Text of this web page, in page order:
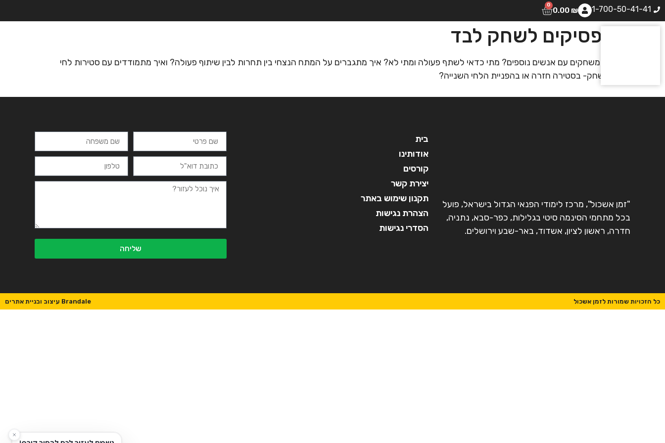
1-700-50-41-41
0.00 ₪
0
מפסיקים לשחק לבד
איך משחקים עם אנשים נוספים? מתי כדאי לשתף פעולה ומתי לא? איך מתגברים על המתח הנצחי בין תחרות לבין שיתוף פעולה? ואיך מתמודדים עם סטירות לחי
במשחק- בסטירה חזרה או בהפניית הלחי השנייה?
"זמן אשכול", מרכז לימודי הפנאי הגדול בישראל, פועל
בכל מתחמי הסינמה סיטי בגלילות, כפר-סבא, נתניה,
חדרה, ראשון לציון, אשדוד, באר-שבע וירושלים.
בית
אודותינו
קורסים
יצירת קשר
תקנון שימוש באתר
הצהרת נגישות
הסדרי נגישות
שליחה
כל הזכויות שמורות לזמן אשכול Brandale עיצוב ובניית אתרים